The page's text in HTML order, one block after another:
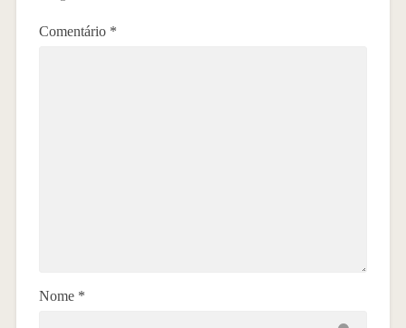
Comentário *
Nome *